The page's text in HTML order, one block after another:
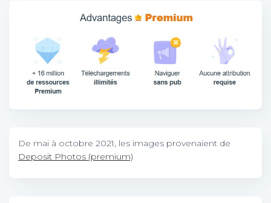
De mai à octobre 2021, les images provenaient de
Deposit Photos (premium)